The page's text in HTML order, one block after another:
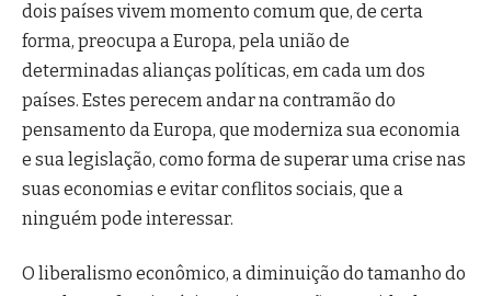
dois países vivem momento comum que, de certa
forma, preocupa a Europa, pela união de
determinadas alianças políticas, em cada um dos
países. Estes perecem andar na contramão do
pensamento da Europa, que moderniza sua economia
e sua legislação, como forma de superar uma crise nas
suas economias e evitar conflitos sociais, que a
ninguém pode interessar.
O liberalismo econômico, a diminuição do tamanho do